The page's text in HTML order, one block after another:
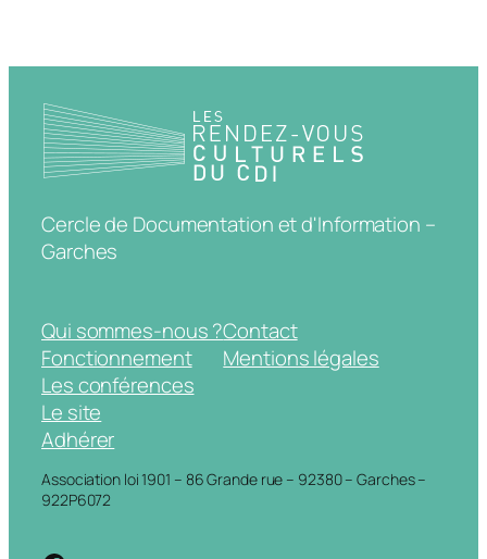
Cercle de Documentation et d'Information –
Garches
Qui sommes-nous ?
Fonctionnement
Les conférences
Le site
Adhérer
Contact
Mentions légales
Association loi 1901 – 86 Grande rue – 92380 – Garches –
922P6072